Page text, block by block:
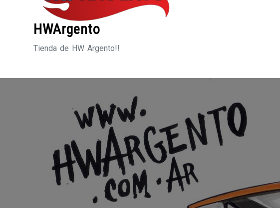
HWArgento
Tienda de HW Argento!!